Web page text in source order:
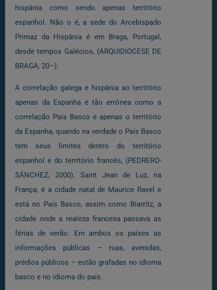
hispânia como sendo apenas território
espanhol. Não o é, a sede do Arcebispado
Primaz da Hispânia é em Braga, Portugal,
desde tempos Galécios, (ARQUIDIOCESE DE
BRAGA, 20–).
A correlação galega e hispânia ao território
apenas da Espanha é tão errônea como a
correlação País Basco e apenas o território
da Espanha, quando na verdade o País Basco
tem seus limites dentro do território
espanhol e do território francês, (PEDRERO-
SÁNCHEZ, 2000). Saint Jean de Luz, na
França, é a cidade natal de Maurice Ravel e
está no País Basco, assim como Biarritz, a
cidade onde a realeza francesa passava as
férias de verão. Em ambos os países as
informações públicas – ruas, avenidas,
prédios públicos – estão grafadas no idioma
basco e no idioma do país.